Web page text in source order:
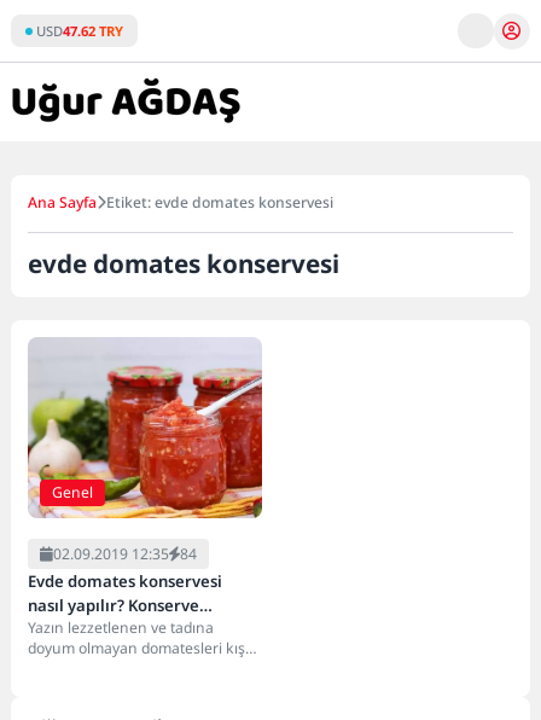
content
USD47.62 TRY
Ana Sayfa Etiket: evde domates konservesi
evde domates konservesi
Genel
02.09.2019 12:35 84
Evde domates konservesi
nasıl yapılır? Konserve
menemen tarifi
Yazın lezzetlenen ve tadına
doyum olmayan domatesleri kış